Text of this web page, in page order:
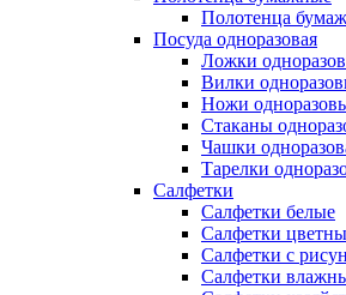
Полотенца
Посуда одноразовая
Ложки
Вилки
Ножи
Стаканы
Чашки
Тарелки
Салфетки
Салфетки белые
Салфетки
Салфетки с
Салфетки